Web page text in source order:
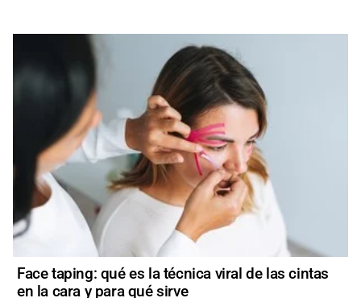
Face taping: qué es la técnica viral de las cintas
en la cara y para qué sirve